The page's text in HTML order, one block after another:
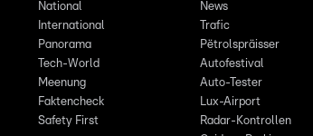
National
International
Panorama
Tech-World
Meenung
Faktencheck
Safety First
News
Trafic
Pëtrolspräisser
Autofestival
Auto-Tester
Lux-Airport
Radar-Kontrollen